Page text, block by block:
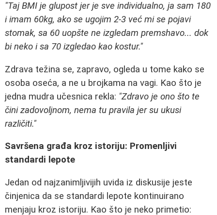
"Taj BMI je glupost jer je sve individualno, ja sam 180
i imam 60kg, ako se ugojim 2-3 već mi se pojavi
stomak, sa 60 uopšte ne izgledam premshavo... dok
bi neko i sa 70 izgledao kao kostur."
Zdrava težina se, zapravo, ogleda u tome kako se
osoba oseća, a ne u brojkama na vagi. Kao što je
jedna mudra učesnica rekla: "Zdravo je ono što te
čini zadovoljnom, nema tu pravila jer su ukusi
različiti."
Savršena građa kroz istoriju: Promenljivi
standardi lepote
Jedan od najzanimljivijih uvida iz diskusije jeste
činjenica da se standardi lepote kontinuirano
menjaju kroz istoriju. Kao što je neko primetio: